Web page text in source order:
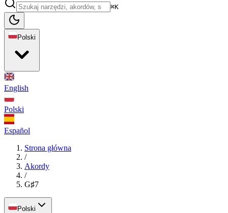
⌘K
Polski
English
Polski
Español
Strona główna
/
Akordy
/
G♯7
Polski